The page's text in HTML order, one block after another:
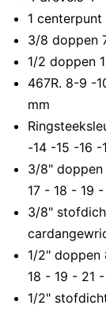
1 centerpunt
3/8 doppen
1/2 doppen
467R. 8-9 -
mm
-14 -15 -16 -
3/8" doppen
17 - 18 - 19
3/8"
1/2" doppen
18 - 19 - 21
1/2"